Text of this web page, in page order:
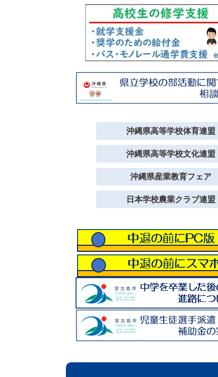
沖縄県高等学校体育連盟
沖縄県高等学校文化連盟
沖縄県産業教育フェア
日本学校農業クラブ連盟